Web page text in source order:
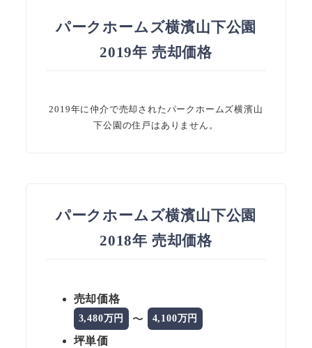
パークホームズ横濱山下公園
2019年 売却価格
2019年に仲介で売却されたパークホームズ横濱山
下公園の住戸はありません。
パークホームズ横濱山下公園
2018年 売却価格
売却価格
3,480万円 〜 4,100万円
坪単価